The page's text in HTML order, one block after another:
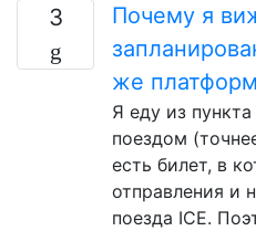
3
Почему я
же
Я еду из
поездом
есть билет, в
отправления и
поезда ICE.